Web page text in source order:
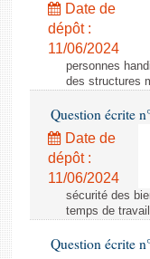
Date de
dépôt :
11/06/2024
personnes
des structures
Question écrite
Date de
dépôt :
11/06/2024
sécurité des
temps de
Question écrite